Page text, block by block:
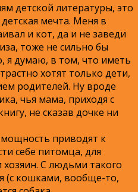
детской литературы, это
мечта. Меня в
и кот, да и не заведи
тоже не сильно бы
я думаю, в том, что иметь
хотят только дети,
родителей. Ну вроде
чья мама, приходя с
не сказав дочке ни
приводят к
себе питомца, для
хозяин. С людьми такого
(с кошками, вообще-то,